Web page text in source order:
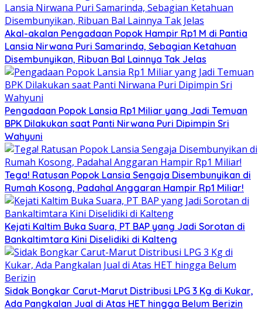
Akal-akalan Pengadaan Popok Hampir Rp1 M di Pantia
Lansia Nirwana Puri Samarinda, Sebagian Ketahuan
Disembunyikan, Ribuan Bal Lainnya Tak Jelas
Pengadaan Popok Lansia Rp1 Miliar yang Jadi Temuan
BPK Dilakukan saat Panti Nirwana Puri Dipimpin Sri
Wahyuni
Tega! Ratusan Popok Lansia Sengaja Disembunyikan di
Rumah Kosong, Padahal Anggaran Hampir Rp1 Miliar!
Kejati Kaltim Buka Suara, PT BAP yang Jadi Sorotan di
Bankaltimtara Kini Diselidiki di Kalteng
Sidak Bongkar Carut-Marut Distribusi LPG 3 Kg di Kukar,
Ada Pangkalan Jual di Atas HET hingga Belum Berizin